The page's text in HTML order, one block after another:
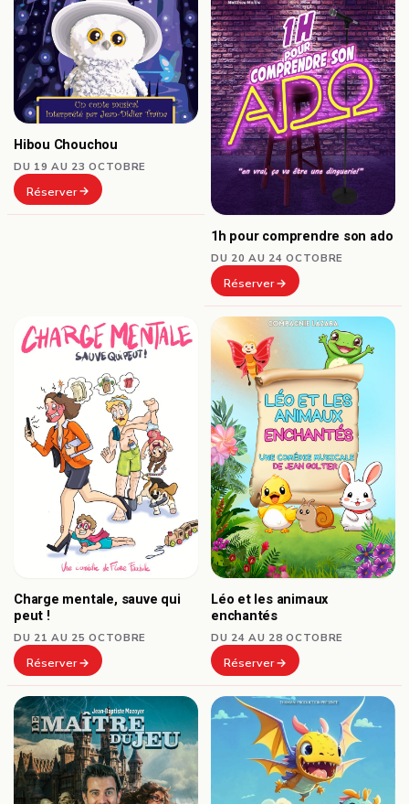
Hibou Chouchou
DU 19 AU 23 OCTOBRE
Réserver
1h pour comprendre son ado
DU 20 AU 24 OCTOBRE
Réserver
Charge mentale, sauve qui
peut !
DU 21 AU 25 OCTOBRE
Réserver
Léo et les animaux
enchantés
DU 24 AU 28 OCTOBRE
Réserver